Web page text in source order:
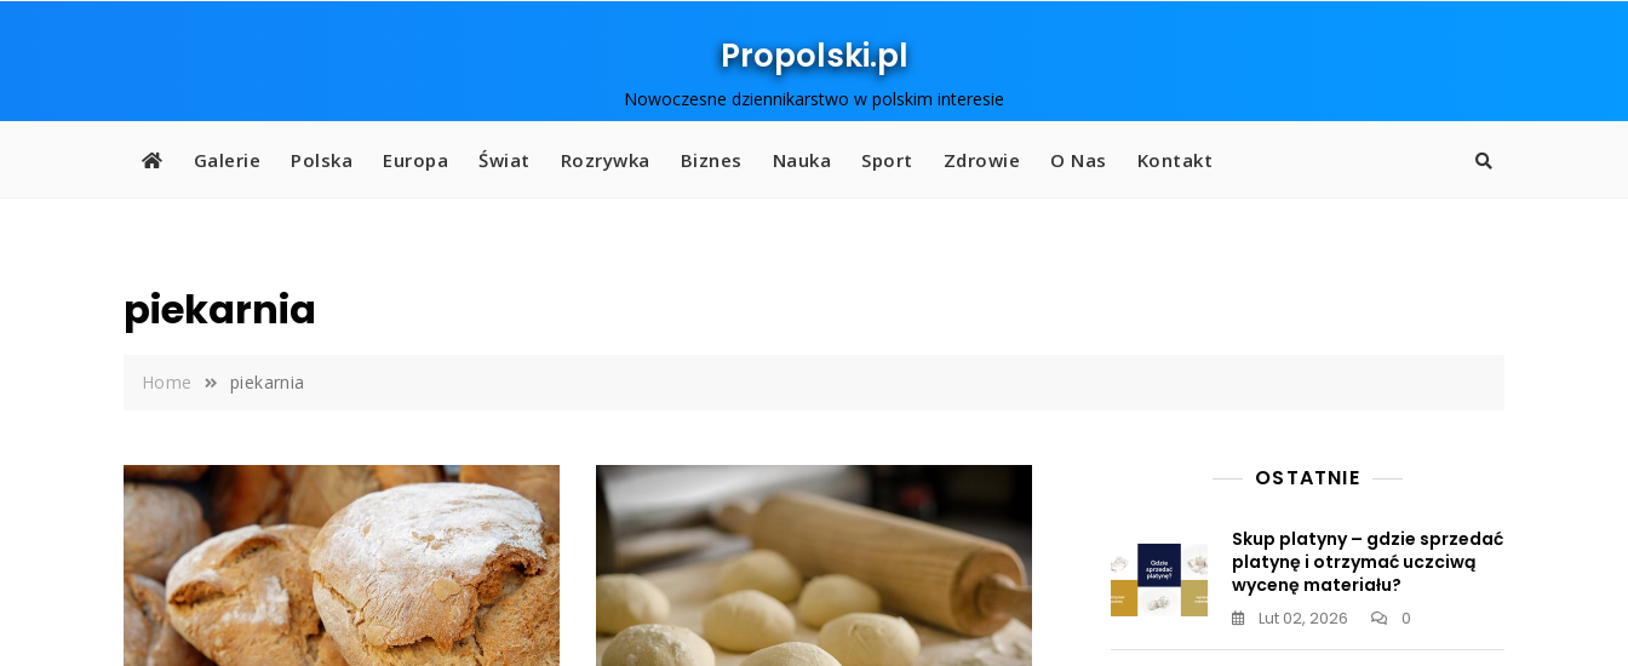
Propolski.pl
Nowoczesne dziennikarstwo w polskim interesie
Galerie Polska Europa Świat Rozrywka Biznes Nauka Sport Zdrowie O Nas Kontakt
piekarnia
Home piekarnia
OSTATNIE
Skup platyny – gdzie sprzedać
platynę i otrzymać uczciwą
wycenę materiału?
Lut 02, 2026 0